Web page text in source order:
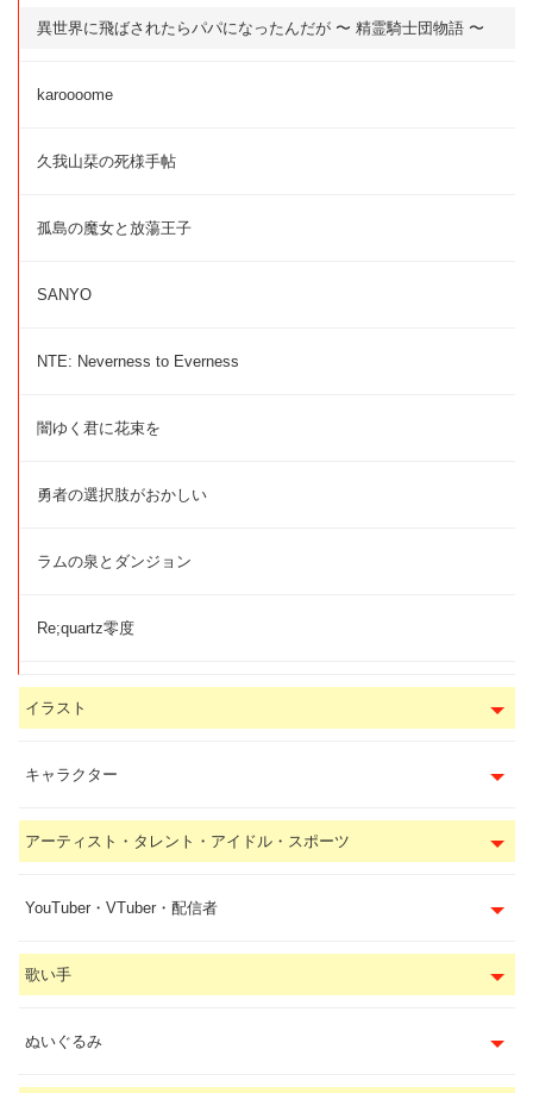
異世界に飛ばされたらパパになったんだが 〜 精霊騎士団物語 〜
karoooome
久我山栞の死様手帖
孤島の魔女と放蕩王子
SANYO
NTE: Neverness to Everness
闇ゆく君に花束を
勇者の選択肢がおかしい
ラムの泉とダンジョン
Re;quartz零度
イラスト
キャラクター
アーティスト・タレント・アイドル・スポーツ
YouTuber・VTuber・配信者
歌い手
ぬいぐるみ